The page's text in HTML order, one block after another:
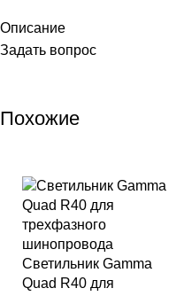
Описание
Задать вопрос
Похожие
Светильник Gamma
Quad R40 для